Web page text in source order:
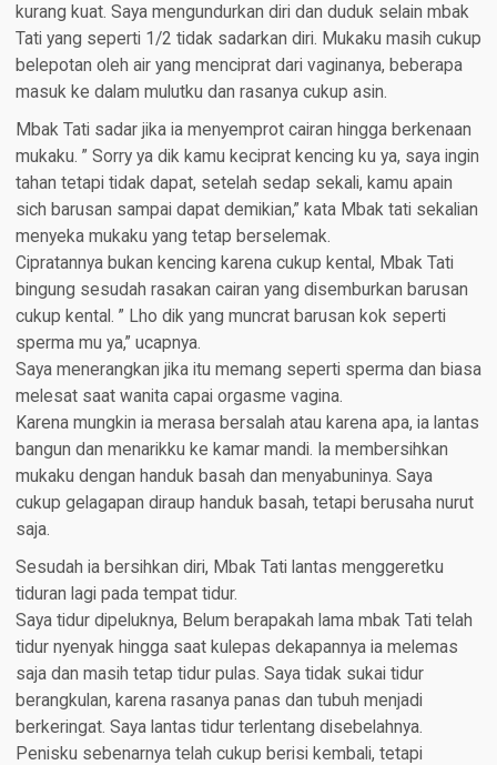
kurang kuat. Saya mengundurkan diri dan duduk selain mbak
Tati yang seperti 1/2 tidak sadarkan diri. Mukaku masih cukup
belepotan oleh air yang menciprat dari vaginanya, beberapa
masuk ke dalam mulutku dan rasanya cukup asin.
Mbak Tati sadar jika ia menyemprot cairan hingga berkenaan
mukaku. ” Sorry ya dik kamu keciprat kencing ku ya, saya ingin
tahan tetapi tidak dapat, setelah sedap sekali, kamu apain
sich barusan sampai dapat demikian,” kata Mbak tati sekalian
menyeka mukaku yang tetap berselemak.
Cipratannya bukan kencing karena cukup kental, Mbak Tati
bingung sesudah rasakan cairan yang disemburkan barusan
cukup kental. ” Lho dik yang muncrat barusan kok seperti
sperma mu ya,” ucapnya.
Saya menerangkan jika itu memang seperti sperma dan biasa
melesat saat wanita capai orgasme vagina.
Karena mungkin ia merasa bersalah atau karena apa, ia lantas
bangun dan menarikku ke kamar mandi. Ia membersihkan
mukaku dengan handuk basah dan menyabuninya. Saya
cukup gelagapan diraup handuk basah, tetapi berusaha nurut
saja.
Sesudah ia bersihkan diri, Mbak Tati lantas menggeretku
tiduran lagi pada tempat tidur.
Saya tidur dipeluknya, Belum berapakah lama mbak Tati telah
tidur nyenyak hingga saat kulepas dekapannya ia melemas
saja dan masih tetap tidur pulas. Saya tidak sukai tidur
berangkulan, karena rasanya panas dan tubuh menjadi
berkeringat. Saya lantas tidur terlentang disebelahnya.
Penisku sebenarnya telah cukup berisi kembali, tetapi